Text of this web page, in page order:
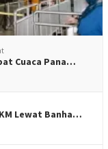
Cuaca Pana…
Lewat Banha…